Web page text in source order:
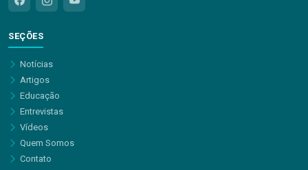
SEÇÕES
Notícias
Artigos
Educação
Entrevistas
Vídeos
Quem Somos
Contato